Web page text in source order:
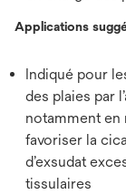
Applications
Indiqué pour
des plaies par
notamment en
favoriser la
d’exsudat
tissulaires